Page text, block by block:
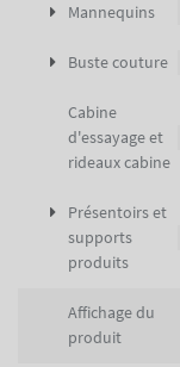
Mannequins
Buste couture
Cabine
d'essayage et
rideaux cabine
Présentoirs et
supports
produits
Affichage du
produit